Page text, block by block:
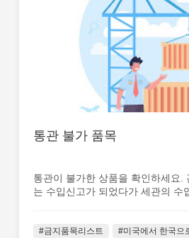
통관 불가 품목
통관이 불가한 상품을 확인하세요
는 수입신고가 되었다가 세관의 수
#금지품목리스트 #미국에서 한국으